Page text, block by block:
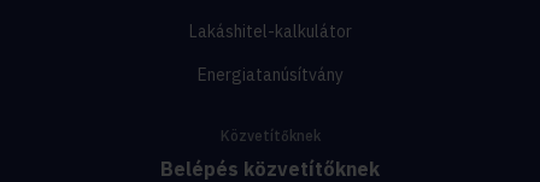
Lakáshitel-kalkulátor
Energiatanúsítvány
Közvetítőknek
Belépés közvetítőknek